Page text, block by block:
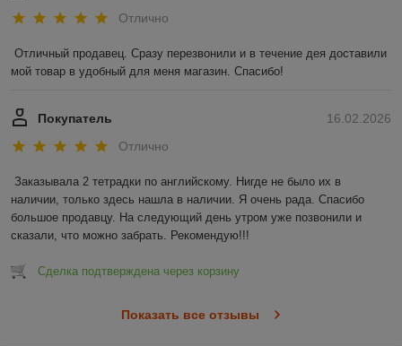
Отлично
Отличный продавец. Сразу перезвонили и в течение дея доставили
мой товар в удобный для меня магазин. Спасибо!
16.02.2026
Покупатель
Отлично
Заказывала 2 тетрадки по английскому. Нигде не было их в
наличии, только здесь нашла в наличии. Я очень рада. Спасибо
большое продавцу. На следующий день утром уже позвонили и
сказали, что можно забрать. Рекомендую!!!
Сделка подтверждена через корзину
Показать все отзывы